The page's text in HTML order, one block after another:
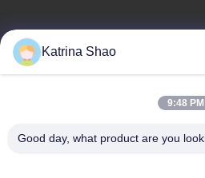
Nous contacter
Guang Zhou Jian
Katrina Shao
9:48 PM
Good day, what product are you